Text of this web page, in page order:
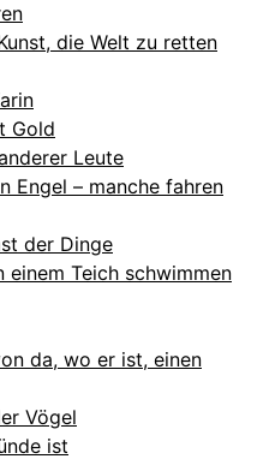
die Welt zu retten
Gold
Leute
Engel – manche fahren
der Dinge
einem Teich schwimmen
da, wo er ist, einen
Vögel
ist